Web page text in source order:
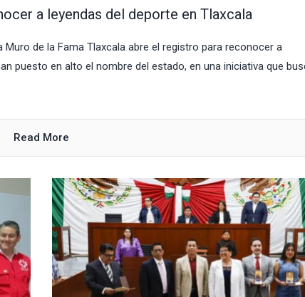
a leyendas del deporte en Tlaxcala
de la Fama Tlaxcala abre el registro para reconocer a
puesto en alto el nombre del estado, en una iniciativa que
Read More